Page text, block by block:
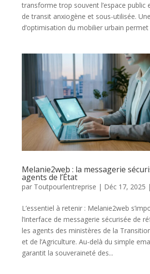
transforme trop souvent l’espace public
de transit anxiogène et sous-utilisée.
d’optimisation du mobilier urbain
Melanie2web : la messagerie
agents de l’État
par Toutpourlentreprise | Déc 17, 2025 |
L’essentiel à retenir : Melanie2web
l’interface de messagerie sécurisée de
les agents des ministères de la
et de l’Agriculture. Au-delà du simple
garantit la souveraineté des...